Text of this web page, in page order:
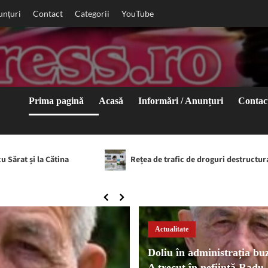
Contact Categorii YouTube
Prima pagină Acasă Informări / Anunțuri
Rețea de trafic de droguri destructurată în Râmnicu Sărat
Actualitate
Doliu în administrația